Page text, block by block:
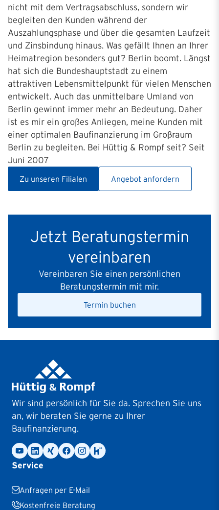
nicht mit dem Vertragsabschluss, sondern wir
begleiten den Kunden während der
Auszahlungsphase und über die gesamten Laufzeit
und Zinsbindung hinaus. Was gefällt Ihnen an Ihrer
Heimatregion besonders gut? Berlin boomt. Längst
hat sich die Bundeshauptstadt zu einem
attraktiven Lebensmittelpunkt für vielen Menschen
entwickelt. Auch das unmittelbare Umland von
Berlin gewinnt immer mehr an Bedeutung. Daher
ist es mir ein großes Anliegen, meine Kunden mit
einer optimalen Baufinanzierung im Großraum
Berlin zu begleiten. Bei Hüttig & Rompf seit? Seit
Juni 2007
Zu unseren Filialen Angebot anfordern
Jetzt Beratungstermin
vereinbaren
Vereinbaren Sie einen persönlichen
Beratungstermin mit mir.
Termin buchen
Wir sind persönlich für Sie da. Sprechen Sie uns
an, wir beraten Sie gerne zu Ihrer
Baufinanzierung.
Service
Anfragen per E-Mail
Kostenfreie Beratung